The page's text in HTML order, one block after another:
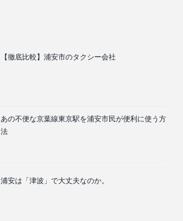
【徹底比較】浦安市のタクシー会社
あの不便な京葉線東京駅を浦安市民が便利に使う方
法
浦安は「津波」で大丈夫なのか。